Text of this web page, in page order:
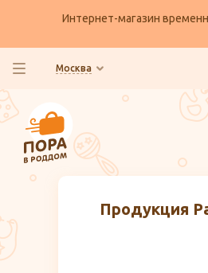
Интернет-магазин
Москва
Продукция